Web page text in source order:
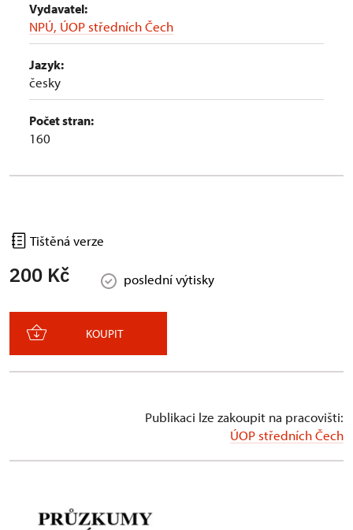
Vydavatel:
NPÚ, ÚOP středních Čech
Jazyk:
česky
Počet stran:
160
Tištěná verze
200 Kč poslední výtisky
KOUPIT
Publikaci lze zakoupit na pracovišti:
ÚOP středních Čech